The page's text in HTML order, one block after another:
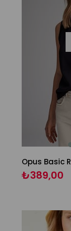
Opus Basic
₺389,00